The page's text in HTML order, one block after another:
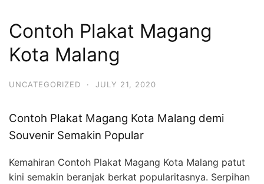
Contoh Plakat Magang
Kota Malang
UNCATEGORIZED · JULY 21, 2020
Contoh Plakat Magang Kota Malang demi
Souvenir Semakin Popular
Kemahiran Contoh Plakat Magang Kota Malang patut
kini semakin beranjak berkat popularitasnya. Serpihan